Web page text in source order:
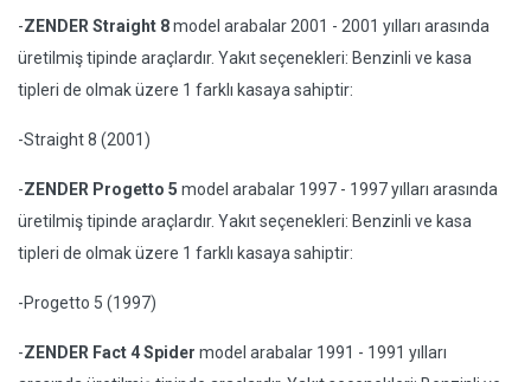
-ZENDER Straight 8model arabalar 2001 - 2001 yılları arasında
üretilmiş tipinde araçlardır. Yakıt seçenekleri: Benzinli ve kasa
tipleri de olmak üzere 1 farklı kasaya sahiptir:
-Straight 8 (2001)
-ZENDER Progetto 5 model arabalar 1997 - 1997 yılları arasında
üretilmiş tipinde araçlardır. Yakıt seçenekleri: Benzinli ve kasa
tipleri de olmak üzere 1 farklı kasaya sahiptir:
-Progetto 5 (1997)
-ZENDER Fact 4 Spider model arabalar 1991 - 1991 yılları